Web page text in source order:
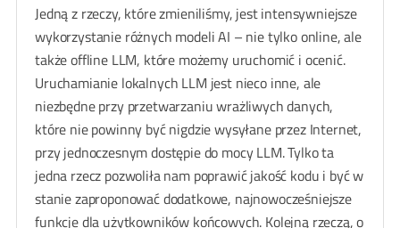
Jedną z rzeczy, które zmieniliśmy, jest intensywniejsze
wykorzystanie różnych modeli AI – nie tylko online, ale
także offline LLM, które możemy uruchomić i ocenić.
Uruchamianie lokalnych LLM jest nieco inne, ale
niezbędne przy przetwarzaniu wrażliwych danych,
które nie powinny być nigdzie wysyłane przez Internet,
przy jednoczesnym dostępie do mocy LLM. Tylko ta
jedna rzecz pozwoliła nam poprawić jakość kodu i być w
stanie zaproponować dodatkowe, najnowocześniejsze
funkcje dla użytkowników końcowych. Kolejną rzeczą, o